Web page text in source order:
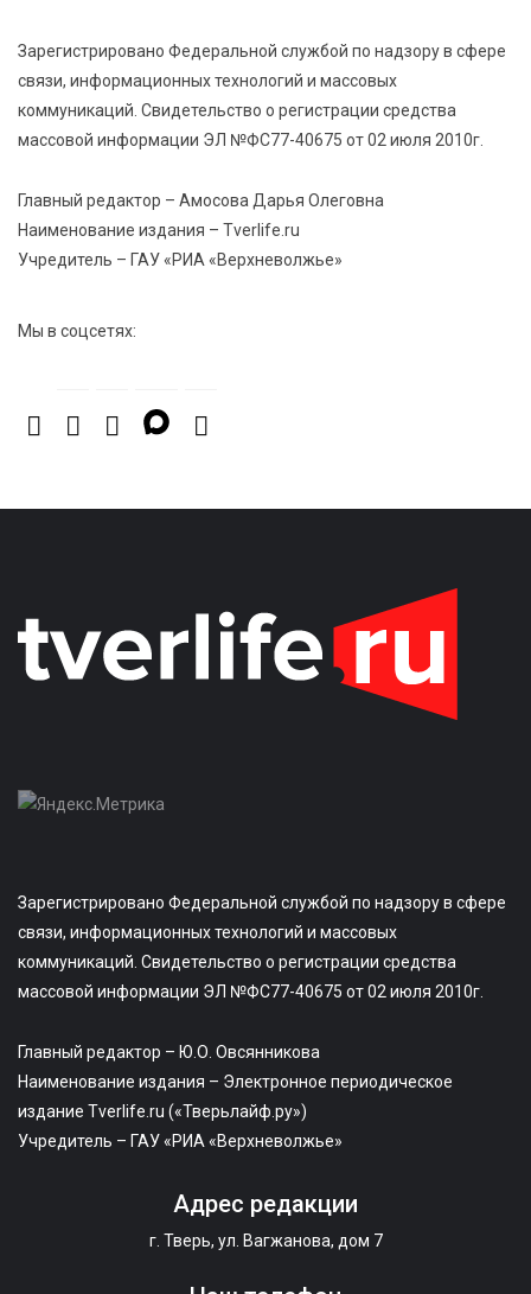
7 Авг 2026 15:37 276
Жителям Тверской области напомнили об
опасности домашних заготовок
7 Авг 2026 15:32 352
Золотой век “Горьковки”: как А. М. Кузнецова
изменила библиотечную жизнь Верхневолжья
Зарегистрировано Федеральной службой по надзору в сфере
связи, информационных технологий и массовых
коммуникаций. Свидетельство о регистрации средства
массовой информации ЭЛ №ФС77-40675 от 02 июля 2010г.
Главный редактор – Амосова Дарья Олеговна
Наименование издания – Tverlife.ru
Учредитель – ГАУ «РИА «Верхневолжье»
Мы в соцсетях:
Зарегистрировано Федеральной службой по надзору в сфере
связи, информационных технологий и массовых
коммуникаций. Свидетельство о регистрации средства
массовой информации ЭЛ №ФС77-40675 от 02 июля 2010г.
Главный редактор – Ю.О. Овсянникова
Наименование издания – Электронное периодическое
издание Tverlife.ru («Тверьлайф.ру»)
Учредитель – ГАУ «РИА «Верхневолжье»
Адрес редакции
г. Тверь, ул. Вагжанова, дом 7